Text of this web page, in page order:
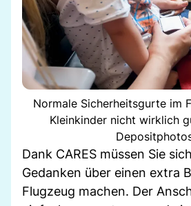
Normale Sicherheitsgurte im
Kleinkinder nicht wirklich
Dank CARES müssen Sie
Gedanken über einen extra
Flugzeug machen. Der